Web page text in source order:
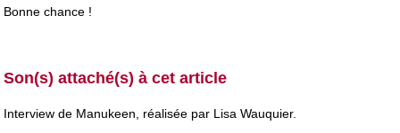
Bonne chance !
Son(s) attaché(s) à cet article
Interview de Manukeen, réalisée par Lisa Wauquier.